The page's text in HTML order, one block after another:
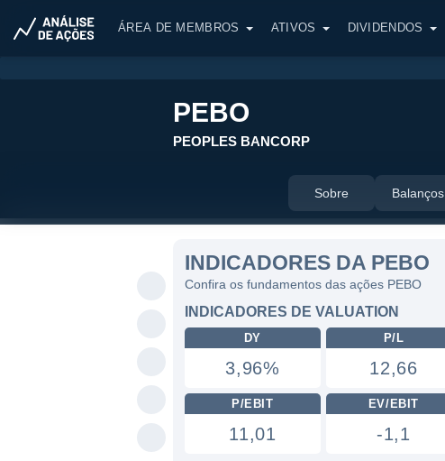
ÁREA DE MEMBROS ATIVOS DIVIDENDOS
PEBO
PEOPLES BANCORP
Sobre Balanços
INDICADORES DA PEBO
Confira os fundamentos das ações PEBO
INDICADORES DE VALUATION
DY
3,96%
P/L
12,66
P/EBIT
11,01
EV/EBIT
-1,1